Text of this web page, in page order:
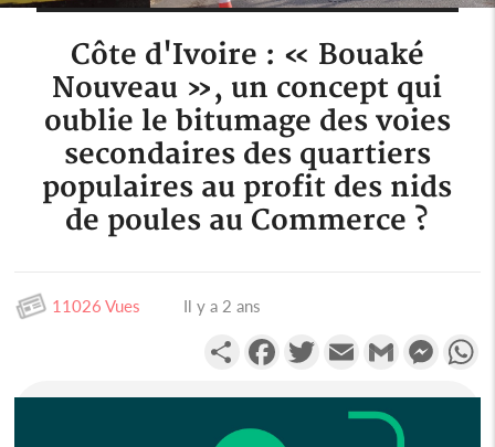
Côte d'Ivoire : « Bouaké
Nouveau », un concept qui
oublie le bitumage des voies
secondaires des quartiers
populaires au profit des nids
de poules au Commerce ?
11026 Vues Il y a 2 ans
PartagerFacebookTwitterEmail Gmail